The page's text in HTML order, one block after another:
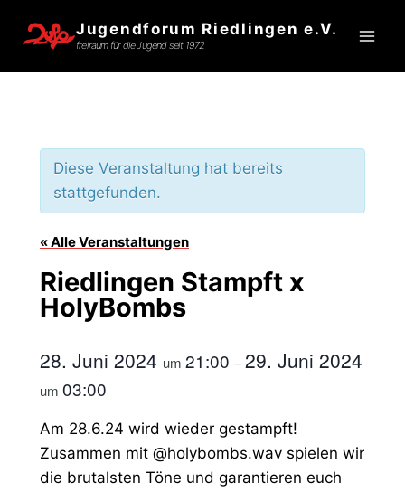
Inhalt
Jugendforum Riedlingen e.V.
freiraum für die Jugend seit 1972
Diese Veranstaltung hat bereits
stattgefunden.
« Alle Veranstaltungen
Riedlingen Stampft x
HolyBombs
28. Juni 2024 um 21:00 –29. Juni 2024
um 03:00
Am 28.6.24 wird wieder gestampft!
Zusammen mit @holybombs.wav spielen wir
die brutalsten Töne und garantieren euch